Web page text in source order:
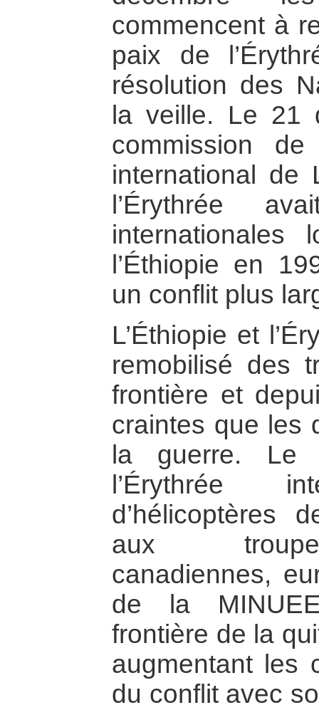
commencent à
paix de
résolution des
la veille. Le 21
commission
international de
l’Érythrée
internationales
l’Éthiopie en
un conflit plus
L’Éthiopie et
remobilisé des
frontière et
craintes que les
la guerre. Le
l’Érythrée
d’hélicoptères
aux
canadiennes,
de la
frontière de la
augmentant les
du conflit avec